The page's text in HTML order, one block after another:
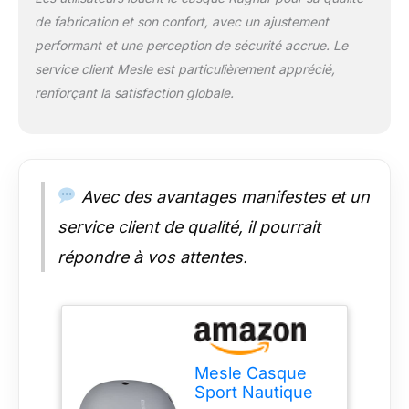
tête) : XS (52-54 cm),
S (54-56 cm), M (56-
58 cm), L (58-60
cm), XL (60-62 cm),
de fabrication et son confort, avec un ajustement
performant et une perception de sécurité accrue. Le
service client Mesle est particulièrement apprécié,
renforçant la satisfaction globale.
Avec des avantages manifestes et un
service client de qualité, il pourrait
répondre à vos attentes.
Mesle Casque
Sport Nautique